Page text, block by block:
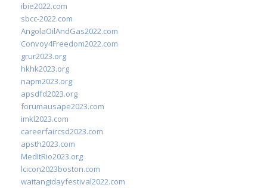
ibie2022.com
sbcc-2022.com
AngolaOilAndGas2022.com
Convoy4Freedom2022.com
grur2023.org
hkhk2023.org
napm2023.org
apsdfd2023.org
forumausape2023.com
imkl2023.com
careerfaircsd2023.com
apsth2023.com
MedItRio2023.org
lcicon2023boston.com
waitangidayfestival2022.com